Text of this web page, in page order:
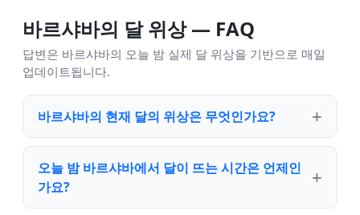
바르샤바의 달 위상 — FAQ
답변은 바르샤바의 오늘 밤 실제 달 위상을 기반으로 매일
업데이트됩니다.
바르샤바의 현재 달의 위상은 무엇인가요?
오늘 밤 바르샤바에서 달이 뜨는 시간은 언제인
가요?